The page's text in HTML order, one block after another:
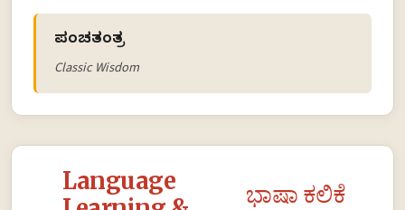
ಪಂಚತಂತ್ರ
Classic Wisdom
Language
ಭಾಷಾ ಕಲಿಕೆ